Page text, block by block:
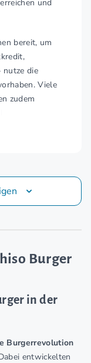
und
bereit, um
nutze die
Viele
zudem
Burger
in der
Burgerrevolution
entwickelten